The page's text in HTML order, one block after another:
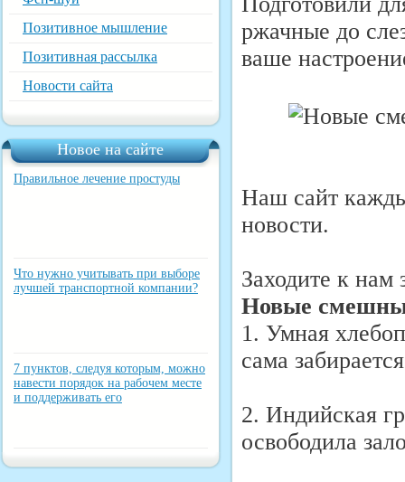
Позитивное мышление
Позитивная рассылка
Новости сайта
Новое на сайте
Правильное лечение простуды
Что нужно учитывать при выборе
лучшей транспортной компании?
7 пунктов, следуя которым, можно
навести порядок на рабочем месте
и поддерживать его
ржачные до
ваше
Наш сайт
новости.
Заходите к
Новые
1. Умная
сама
2. Индийская
освободила